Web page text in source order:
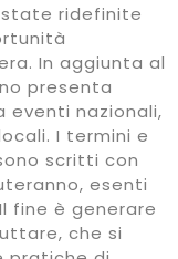
state ridefinite
In aggiunta al
presenta
eventi nazionali,
I termini e
scritti con
esenti
fine è generare
che si